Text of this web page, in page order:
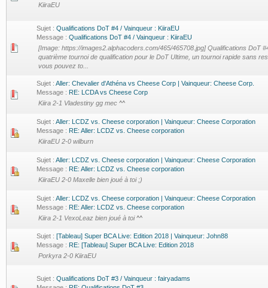
KiiraEU
Sujet : Qualifications DoT #4 / Vainqueur : KiiraEU
Message : Qualifications DoT #4 / Vainqueur : KiiraEU
[Image: https://images2.alphacoders.com/465/465708.jpg] Qualifications DoT
quatrième tournoi de qualification pour le DoT Ultime, un tournoi rapide sans
vous pouvez to...
Sujet : Aller: Chevalier d'Athéna vs Cheese Corp | Vainqueur: Cheese Corp.
Message : RE: LCDA vs Cheese Corp
Kiira 2-1 Vladestiny gg mec ^^
Sujet : Aller: LCDZ vs. Cheese corporation | Vainqueur: Cheese Corporation
Message : RE: Aller: LCDZ vs. Cheese corporation
KiiraEU 2-0 wilburn
Sujet : Aller: LCDZ vs. Cheese corporation | Vainqueur: Cheese Corporation
Message : RE: Aller: LCDZ vs. Cheese corporation
KiiraEU 2-0 Maxelle bien joué à toi ;)
Sujet : Aller: LCDZ vs. Cheese corporation | Vainqueur: Cheese Corporation
Message : RE: Aller: LCDZ vs. Cheese corporation
Kiira 2-1 VexoLeaz bien joué à toi ^^
Sujet : [Tableau] Super BCA Live: Edition 2018 | Vainqueur: John88
Message : RE: [Tableau] Super BCA Live: Edition 2018
Porkyra 2-0 KiiraEU
Sujet : Qualifications DoT #3 / Vainqueur : fairyadams